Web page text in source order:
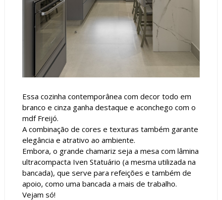
Essa cozinha contemporânea com decor todo em
branco e cinza ganha destaque e aconchego com o
mdf Freijó.
A combinação de cores e texturas também garante
elegância e atrativo ao ambiente.
Embora, o grande chamariz seja a mesa com lâmina
ultracompacta Iven Statuário (a mesma utilizada na
bancada), que serve para refeições e também de
apoio, como uma bancada a mais de trabalho.
Vejam só!